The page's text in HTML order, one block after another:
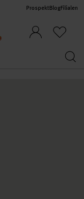
ProspektBlogFilialen